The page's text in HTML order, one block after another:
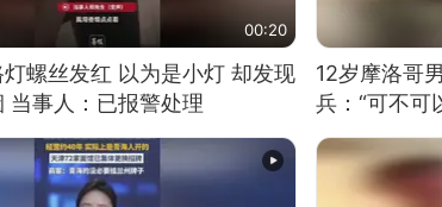
00:20
螺丝发红 以为是小灯 却发现
当事人：已报警处理
12岁摩洛哥
兵：“可不可